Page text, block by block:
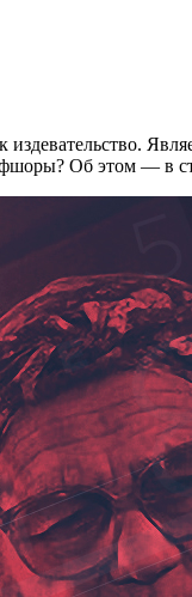
издевательство.
Об этом — в